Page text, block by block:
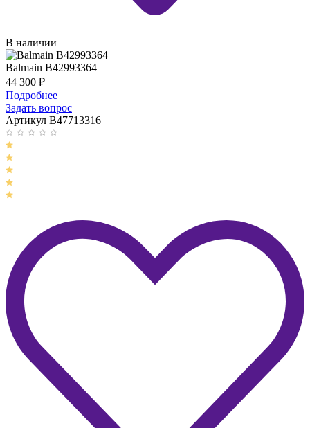
В наличии
Balmain B42993364
44 300 ₽
Подробнее
Задать вопрос
Артикул B47713316